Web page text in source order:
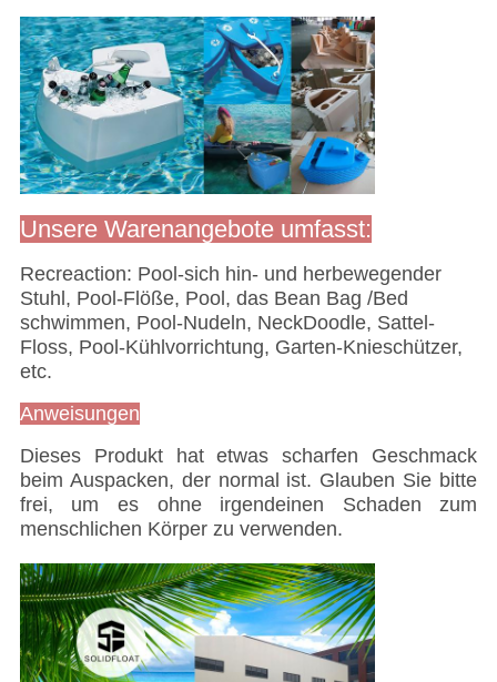
Unsere Warenangebote umfasst:
Recreaction: Pool-sich hin- und herbewegender
Stuhl, Pool-Flöße, Pool, das Bean Bag /Bed
schwimmen, Pool-Nudeln, NeckDoodle, Sattel-
Floss, Pool-Kühlvorrichtung, Garten-Knieschützer,
etc.
Anweisungen
Dieses Produkt hat etwas scharfen Geschmack
beim Auspacken, der normal ist. Glauben Sie bitte
frei, um es ohne irgendeinen Schaden zum
menschlichen Körper zu verwenden.